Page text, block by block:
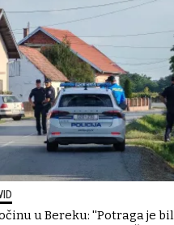
u Bereku: ''Potraga je